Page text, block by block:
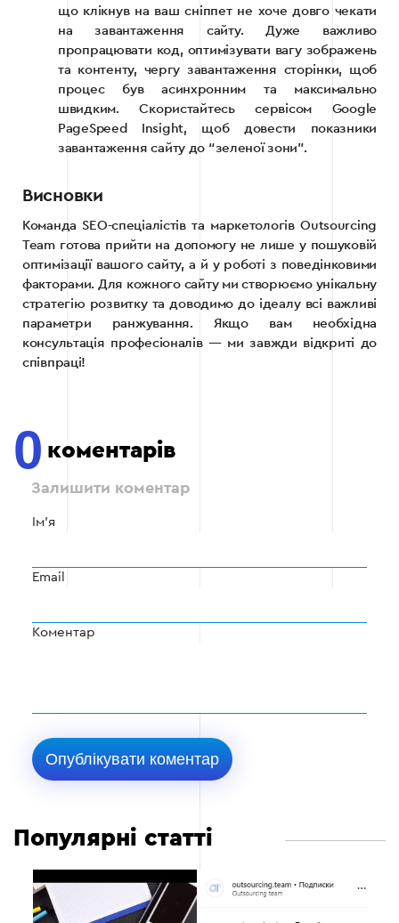
що клікнув на ваш сніппет не хоче довго чекати
на завантаження сайту. Дуже важливо
пропрацювати код, оптимізувати вагу зображень
та контенту, чергу завантаження сторінки, щоб
процес був асинхронним та максимально
швидким. Скористайтесь сервісом Google
PageSpeed Insight, щоб довести показники
завантаження сайту до “зеленої зони”.
Висновки
Команда SEO-спеціалістів та маркетологів Outsourcing
Team готова прийти на допомогу не лише у пошуковій
оптимізації вашого сайту, а й у роботі з поведінковими
факторами. Для кожного сайту ми створюємо унікальну
стратегію розвитку та доводимо до ідеалу всі важливі
параметри ранжування. Якщо вам необхідна
консультація професіоналів — ми завжди відкриті до
співпраці!
0 коментарів
Залишити коментар
Ім'я
Email
Коментар
Популярні статті